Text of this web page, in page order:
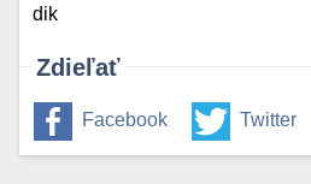
dik
Zdieľať
Facebook Twitter